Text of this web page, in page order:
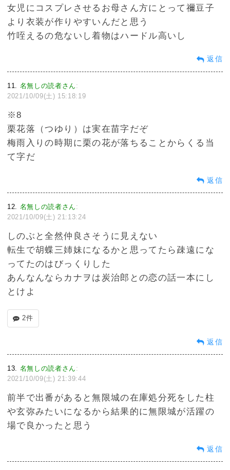
女児にコスプレさせるお母さん方にとって禰豆子
より衣装が作りやすいんだと思う
竹咥えるの危ないし着物はハードル高いし
返信
11 名無しの読者さん :
2021/10/09(土) 15:18:19
※8
栗花落（つゆり）は実在苗字だぞ
梅雨入りの時期に栗の花が落ちることからくる当
て字だ
返信
12 名無しの読者さん :
2021/10/09(土) 21:13:24
しのぶと全然仲良さそうに見えない
転生で胡蝶三姉妹になるかと思ってたら疎遠にな
ってたのはびっくりした
あんなんならカナヲは炭治郎との恋の話一本にし
とけよ
2件
返信
13 名無しの読者さん :
2021/10/09(土) 21:39:44
前半で出番があると無限城の在庫処分死をした柱
や玄弥みたいになるから結果的に無限城が活躍の
場で良かったと思う
返信